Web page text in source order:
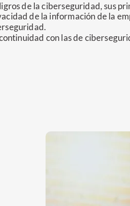
de la ciberseguridad, sus
de la información de la
con las de